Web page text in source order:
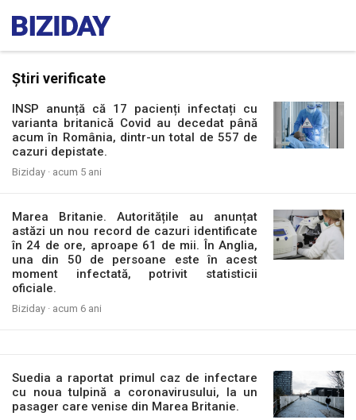
Știri verificate
INSP anunță că 17 pacienți infectați cu
varianta britanică Covid au decedat până
acum în România, dintr-un total de 557 de
cazuri depistate.
Biziday · acum 5 ani
Marea Britanie. Autoritățile au anunțat
astăzi un nou record de cazuri identificate
în 24 de ore, aproape 61 de mii. În Anglia,
una din 50 de persoane este în acest
moment infectată, potrivit statisticii
oficiale.
Biziday · acum 6 ani
Suedia a raportat primul caz de infectare
cu noua tulpină a coronavirusului, la un
pasager care venise din Marea Britanie.